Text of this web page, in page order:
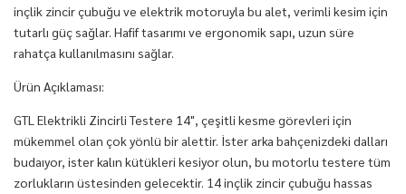
inçlik zincir çubuğu ve elektrik motoruyla bu alet, verimli kesim için
tutarlı güç sağlar. Hafif tasarımı ve ergonomik sapı, uzun süre
rahatça kullanılmasını sağlar.
Ürün Açıklaması:
GTL Elektrikli Zincirli Testere 14", çeşitli kesme görevleri için
mükemmel olan çok yönlü bir alettir. İster arka bahçenizdeki dalları
budaıyor, ister kalın kütükleri kesiyor olun, bu motorlu testere tüm
zorlukların üstesinden gelecektir. 14 inçlik zincir çubuğu hassas